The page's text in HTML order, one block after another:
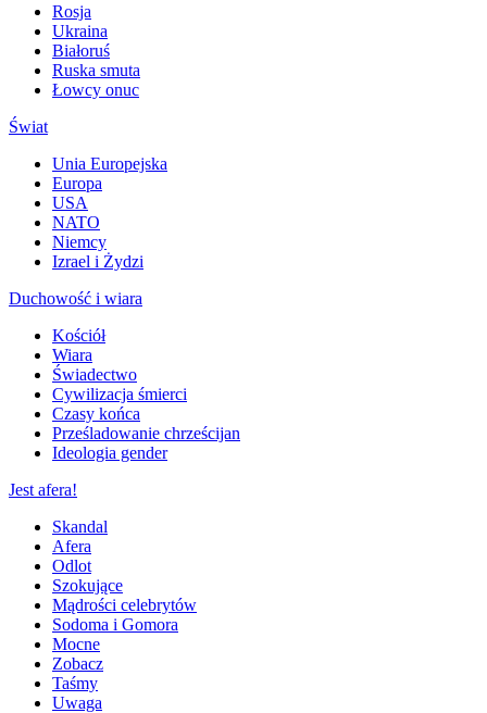
Rosja
Ukraina
Białoruś
Ruska smuta
Łowcy onuc
Świat
Unia Europejska
Europa
USA
NATO
Niemcy
Izrael i Żydzi
Duchowość i wiara
Kościół
Wiara
Świadectwo
Cywilizacja śmierci
Czasy końca
Prześladowanie chrześcijan
Ideologia gender
Jest afera!
Skandal
Afera
Odlot
Szokujące
Mądrości celebrytów
Sodoma i Gomora
Mocne
Zobacz
Taśmy
Uwaga